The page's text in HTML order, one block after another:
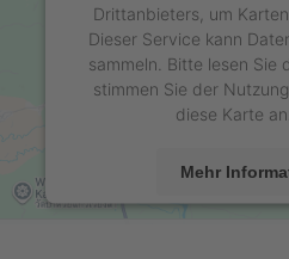
Drittanbieters, um
Dieser Service kann
sammeln. Bitte lesen Sie
stimmen Sie der
diese Karte
Mehr